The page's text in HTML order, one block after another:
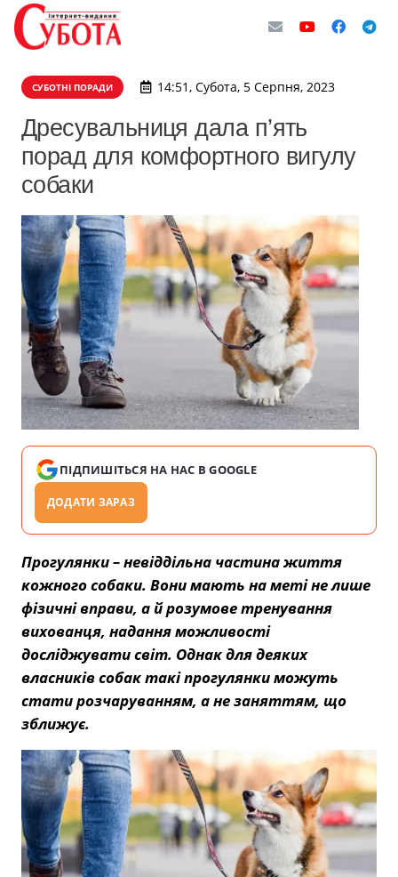
СУБОТНІ ПОРАДИ 14:51, Субота, 5 Серпня, 2023
Дресувальниця дала п’ять
порад для комфортного вигулу
собаки
ПІДПИШІТЬСЯ НА НАС В GOOGLE
ДОДАТИ ЗАРАЗ
Прогулянки – невіддільна частина життя
кожного собаки. Вони мають на меті не лише
фізичні вправи, а й розумове тренування
вихованця, надання можливості
досліджувати світ. Однак для деяких
власників собак такі прогулянки можуть
стати розчаруванням, а не заняттям, що
зближує.